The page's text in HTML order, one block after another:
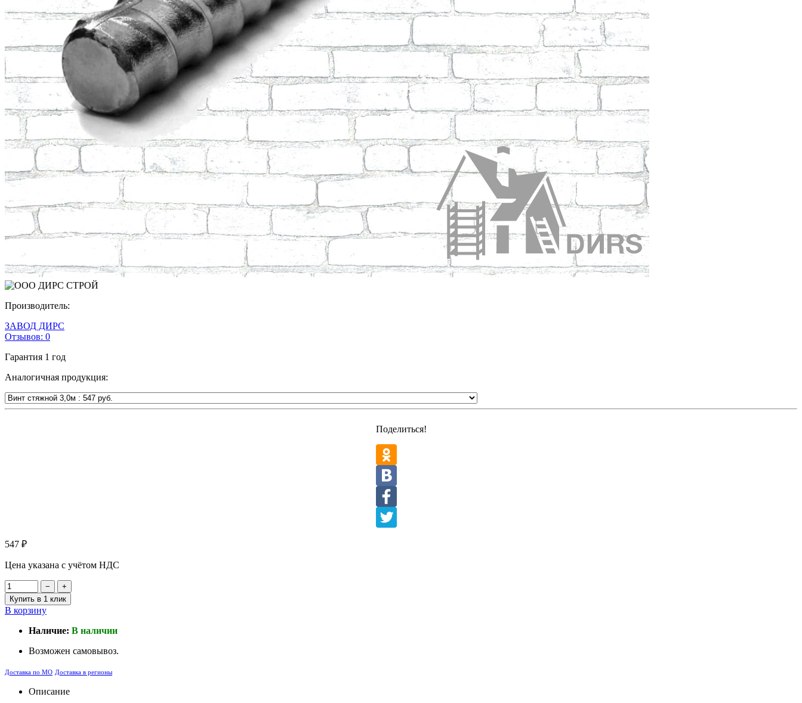
Производитель:
ЗАВОД ДИРС
Отзывов: 0
Гарантия 1 год
Аналогичная продукция:
Поделиться!
547 ₽
Цена указана с учётом НДС
−
+
Купить в 1 клик
В корзину
Наличие: В наличии
Возможен самовывоз.
Доставка по МО Доставка в регионы
Описание